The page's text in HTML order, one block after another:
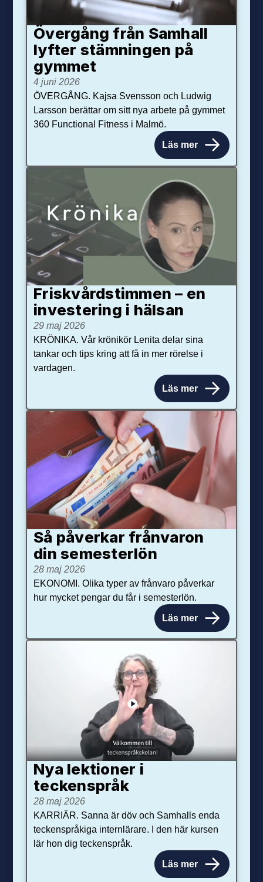
Övergång från Samhall
lyfter stämningen på
gymmet
4 juni 2026
ÖVERGÅNG. Kajsa Svensson och Ludwig
Larsson berättar om sitt nya arbete på gymmet
360 Functional Fitness i Malmö.
Läs mer
Friskvårdstimmen – en
investering i hälsan
29 maj 2026
KRÖNIKA. Vår krönikör Lenita delar sina
tankar och tips kring att få in mer rörelse i
vardagen.
Läs mer
Så påverkar från­varon
din semester­lön
28 maj 2026
EKONOMI. Olika typer av frånvaro påverkar
hur mycket pengar du får i semesterlön.
Läs mer
Nya lektioner i
teckenspråk
28 maj 2026
KARRIÄR. Sanna är döv och Samhalls enda
teckenspråkiga internlärare. I den här kursen
lär hon dig teckenspråk.
Läs mer